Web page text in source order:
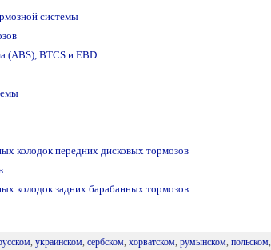
системы
(ABS), BTCS и EBD
колодок передних дисковых тормозов
колодок задних барабанных тормозов
, украинском, сербском, хорватском, румынском, польском,